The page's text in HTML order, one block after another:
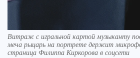
Витраж с игральной картой музыканту
меча рыцарь на портрете держит
страница Филиппа Киркорова в соцсети